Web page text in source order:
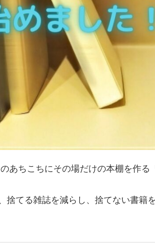
あちこちにその場だけの本棚を作る
捨てる雑誌を減らし、捨てない書籍